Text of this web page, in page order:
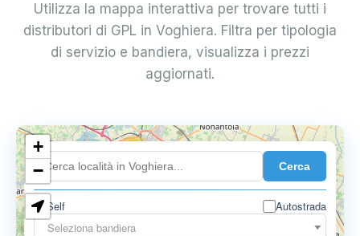
Utilizza la mappa interattiva per trovare tutti i
distributori di GPL in Voghiera. Filtra per tipologia
di servizio e bandiera, visualizza i prezzi
aggiornati.
Cerca
Self
Autostrada
Seleziona bandiera
11
18
9
+
−